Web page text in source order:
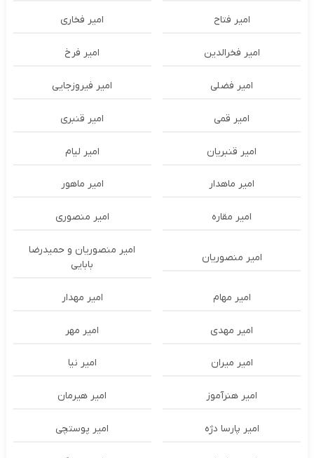
امیر فتاح امیر فخاری
امیر فخرالدین امیر فرخ
امیر فضلی امیر فیروزجایی
امیر قمی امیر قنبری
امیر قنبریان امیر لیام
امیر ماهدار امیر ماهور
امیر مقاره امیر منصوری
امیر منصوریان
امیر منصوریان و حمیدرضا
بابایی
امیر مهام امیر مهدار
امیر مهدی امیر مهر
امیر میران امیر نیا
امیر هنرآموز امیر هیرمان
امیر پارسا دژه امیر پوستچی